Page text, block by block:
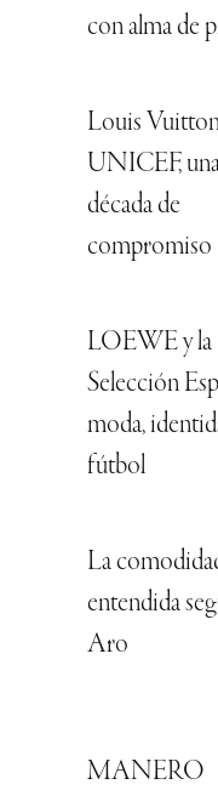
con alma de
Louis
UNICEF,
década de
compromiso
LOEWE y la
Selección
moda,
fútbol
La
entendida
Aro
MANERO